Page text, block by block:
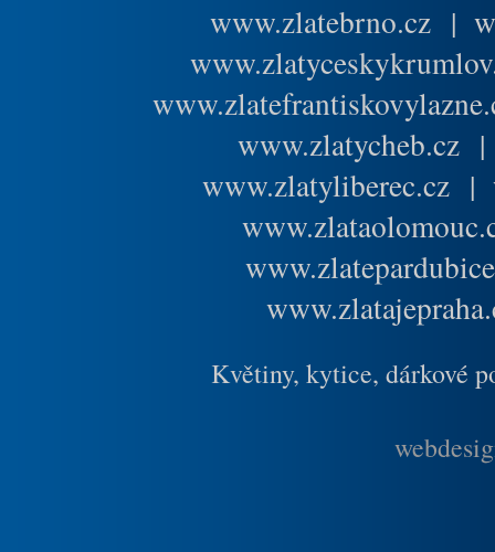
www.zlatebrno.cz |
www.zlatycheb.cz
www.zlatyliberec.cz |
Květiny, kytice, dárkové